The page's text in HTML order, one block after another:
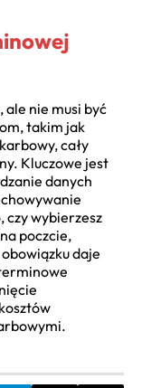
ale nie musi być
takim jak
cały
Kluczowe jest
danych
czy wybierzesz
poczcie,
daje